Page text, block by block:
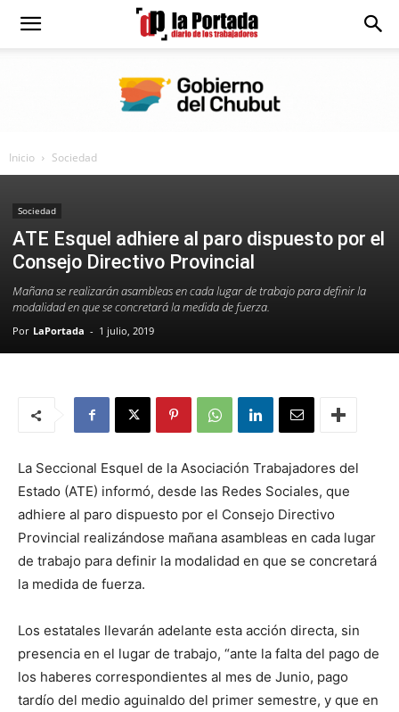
Diario
Portada
Inicio Sociedad
Sociedad
ATE Esquel adhiere al paro dispuesto por el
Consejo Directivo Provincial
Mañana se realizarán asambleas en cada lugar de trabajo para definir la
modalidad en que se concretará la medida de fuerza.
Por LaPortada - 1 julio, 2019
La Seccional Esquel de la Asociación Trabajadores del
Estado (ATE) informó, desde las Redes Sociales, que
adhiere al paro dispuesto por el Consejo Directivo
Provincial realizándose mañana asambleas en cada lugar
de trabajo para definir la modalidad en que se concretará
la medida de fuerza.
Los estatales llevarán adelante esta acción directa, sin
presencia en el lugar de trabajo, “ante la falta del pago de
los haberes correspondientes al mes de Junio, pago
tardío del medio aguinaldo del primer semestre, y que en